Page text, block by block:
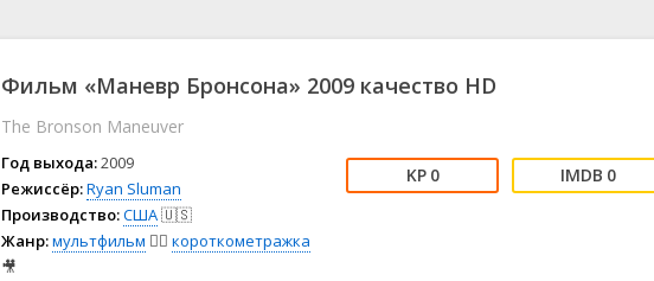
🕺 Мюзикл
👨‍💼 Новости
🎒 Приключения
👨‍💻 Реальное тв
🎤 Ток-шоу
😱 Ужасы
🧙‍♀️ Фантастика
🤠 Фильм-нуар
🧝‍♂️ Фэнтези
🏅 Церемония
Фильм «Маневр Бронсона» 2009 качество HD
The Bronson Maneuver
Год выхода:2009
Режиссёр:Ryan Sluman
Производство:США🇺🇸
Жанр:мультфильм 🧚‍♀️ короткометражка
🎥
0 0